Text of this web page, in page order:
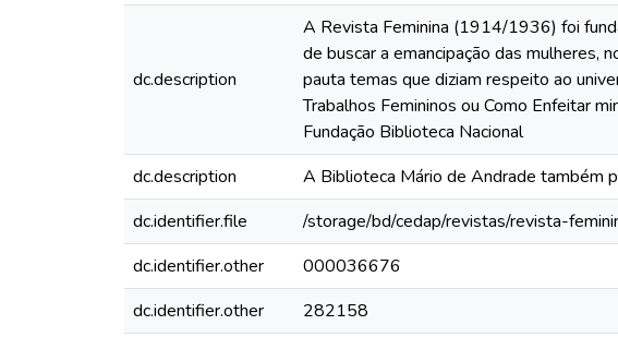
dc.description
A Revista Feminina (1914/1936) foi
de buscar a emancipação das mulheres,
pauta temas que diziam respeito ao
Trabalhos Femininos ou Como Enfeitar
Fundação Biblioteca Nacional
dc.description A Biblioteca Mário de Andrade também
dc.identifier.file
/storage/bd/cedap/revistas/revista-
dc.identifier.other
000036676
dc.identifier.other
282158